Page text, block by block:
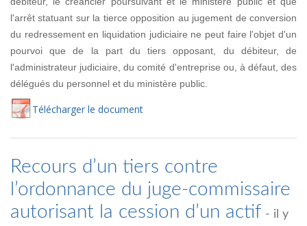
l'arrêt statuant sur la tierce opposition au jugement de conversion
du redressement en liquidation judiciaire ne peut faire l'objet d'un
pourvoi que de la part du tiers opposant, du débiteur, de
l'administrateur judiciaire, du comité d'entreprise ou, à défaut, des
délégués du personnel et du ministère public.
Télécharger le document
Recours d’un tiers contre
l’ordonnance du juge-commissaire
autorisant la cession d’un actif - il y